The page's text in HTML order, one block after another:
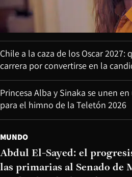
Chile a la caza de los Oscar 2027:
carrera por convertirse en la
Princesa Alba y Sinaka se unen
para el himno de la Teletón 2026
MUNDO
Abdul El-Sayed: el
las primarias al Senado de